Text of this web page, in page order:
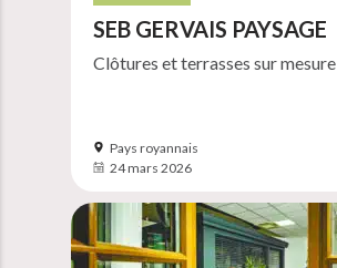
SEB GERVAIS PAYSAGE
Clôtures et terrasses sur mesure
Pays royannais
24 mars 2026